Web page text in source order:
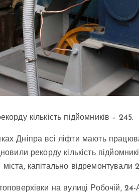
кількість підйомників – 245.
Дніпра всі ліфти мають
рекорду кількість
міста, капітально
на вулиці Робочій,